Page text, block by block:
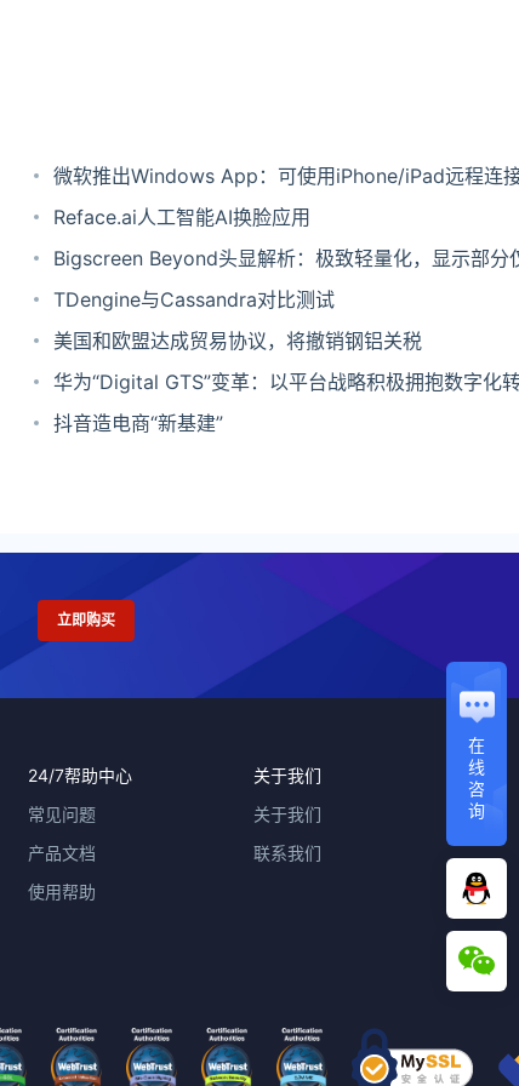
微软推出Windows App：可使用iPhone/iPad远程连
Reface.ai人工智能AI换脸应用
Bigscreen Beyond头显解析：极致轻量化，显示部分
TDengine与Cassandra对比测试
美国和欧盟达成贸易协议，将撤销钢铝关税
华为“Digital GTS”变革：以平台战略积极拥抱数字化
抖音造电商“新基建”
在
线
咨
询
立即购买
24/7帮助中心
常见问题
产品文档
使用帮助
关于我们
关于我们
联系我们